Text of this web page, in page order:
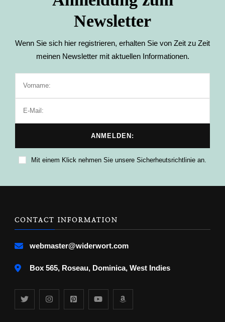
Newsletter
Wenn Sie sich hier registrieren, erhalten Sie von Zeit zu Zeit
meinen Newsletter mit aktuellen Informationen.
Mit einem Klick nehmen Sie unsere Sicherheutsrichtlinie an.
CONTACT INFORMATION
webmaster@widerwort.com
Box 565, Roseau, Dominica, West Indies